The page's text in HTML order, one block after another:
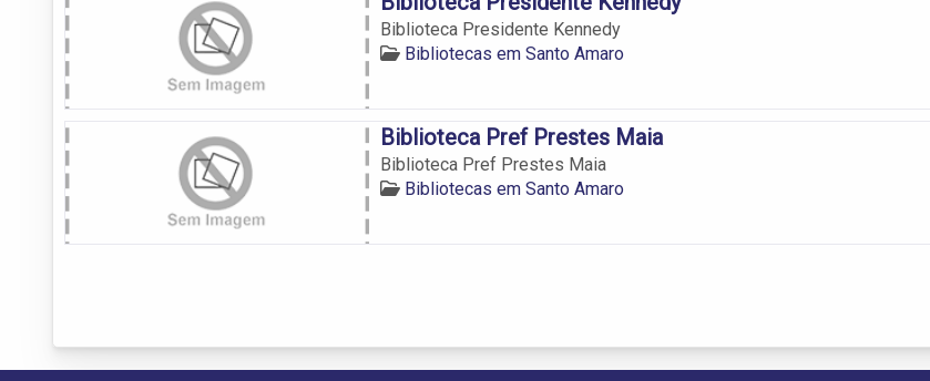
Biblioteca Presidente Kennedy
Bibliotecas em Santo Amaro
Biblioteca Pref Prestes Maia
Biblioteca Pref Prestes Maia
Bibliotecas em Santo Amaro